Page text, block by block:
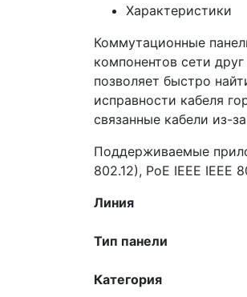
Характеристики
Коммутационные
компонентов сети
позволяет быстро
исправности кабеля
связанные кабели из-
Поддерживаемые
802.12), PoE IEEE IEEE
Линия
Тип панели
Категория